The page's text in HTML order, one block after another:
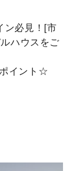
ログ
ン必見！[市
ハウスをご
イント☆